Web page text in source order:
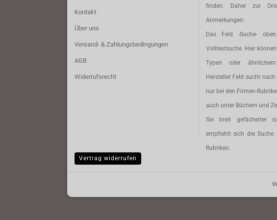
Kontakt
Über uns
Versand- & Zahlungsbedingungen
AGB
Widerrufsrecht
finden. Daher zur
Anmerkungen:
Das Feld -Suche-
Volltextsuche. Hier
Typen oder
Hersteller Feld sucht
nur bei den Firmen-
auch unter Büchern und
Sie breit gefächerter
empfiehlt sich die Suche
Rubriken.
Vertrag widerrufen